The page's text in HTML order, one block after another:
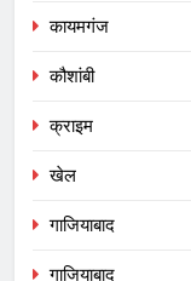
कायमगंज
कौशांबी
क्राइम
खेल
गाजियाबाद
गाजियाबाद